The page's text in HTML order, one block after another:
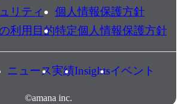
リティ
個人情報保護方針
利用目的特定個人情報保護方針
©amana inc.
ニュース実績Insightsイベント